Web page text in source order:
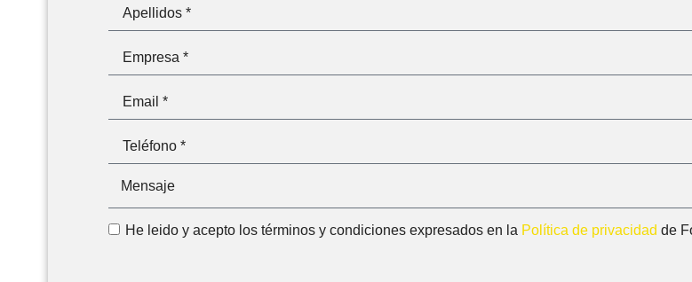
He leido y acepto los términos y condiciones expresados en la Política de privacidad de